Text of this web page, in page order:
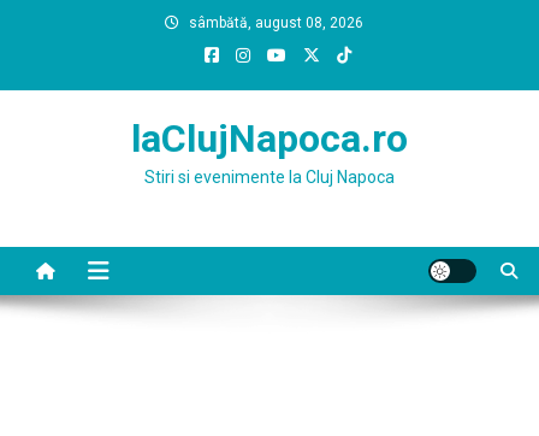
sâmbătă, august 08, 2026
laClujNapoca.ro
Stiri si evenimente la Cluj Napoca